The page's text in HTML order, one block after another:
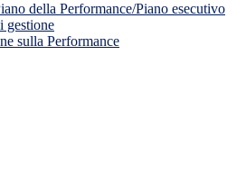
della Performance/Piano esecutivo
gestione
sulla Performance